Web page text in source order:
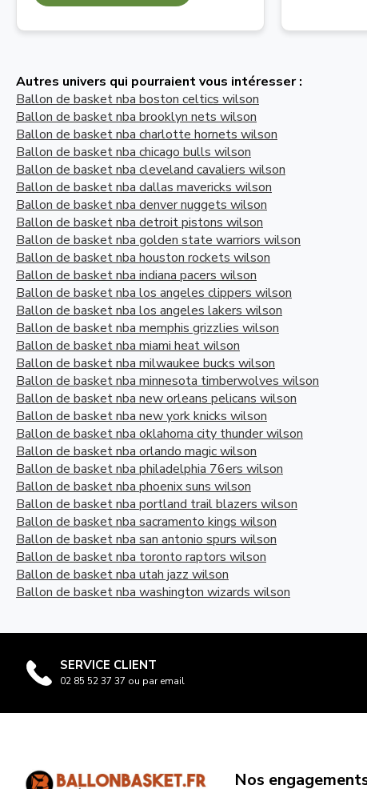
Autres univers qui pourraient vous intéresser :
Ballon de basket nba boston celtics wilson
Ballon de basket nba brooklyn nets wilson
Ballon de basket nba charlotte hornets wilson
Ballon de basket nba chicago bulls wilson
Ballon de basket nba cleveland cavaliers wilson
Ballon de basket nba dallas mavericks wilson
Ballon de basket nba denver nuggets wilson
Ballon de basket nba detroit pistons wilson
Ballon de basket nba golden state warriors wilson
Ballon de basket nba houston rockets wilson
Ballon de basket nba indiana pacers wilson
Ballon de basket nba los angeles clippers wilson
Ballon de basket nba los angeles lakers wilson
Ballon de basket nba memphis grizzlies wilson
Ballon de basket nba miami heat wilson
Ballon de basket nba milwaukee bucks wilson
Ballon de basket nba minnesota timberwolves wilson
Ballon de basket nba new orleans pelicans wilson
Ballon de basket nba new york knicks wilson
Ballon de basket nba oklahoma city thunder wilson
Ballon de basket nba orlando magic wilson
Ballon de basket nba philadelphia 76ers wilson
Ballon de basket nba phoenix suns wilson
Ballon de basket nba portland trail blazers wilson
Ballon de basket nba sacramento kings wilson
Ballon de basket nba san antonio spurs wilson
Ballon de basket nba toronto raptors wilson
Ballon de basket nba utah jazz wilson
Ballon de basket nba washington wizards wilson
SERVICE CLIENT
02 85 52 37 37 ou par email
Nos